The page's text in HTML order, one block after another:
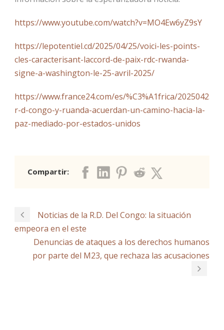
https://www.youtube.com/watch?v=MO4Ew6yZ9sY
https://lepotentiel.cd/2025/04/25/voici-les-points-
cles-caracterisant-laccord-de-paix-rdc-rwanda-
signe-a-washington-le-25-avril-2025/
https://www.france24.com/es/%C3%A1frica/20250425-
r-d-congo-y-ruanda-acuerdan-un-camino-hacia-la-
paz-mediado-por-estados-unidos
Compartir:
Noticias de la R.D. Del Congo: la situación
empeora en el este
Denuncias de ataques a los derechos humanos
por parte del M23, que rechaza las acusaciones